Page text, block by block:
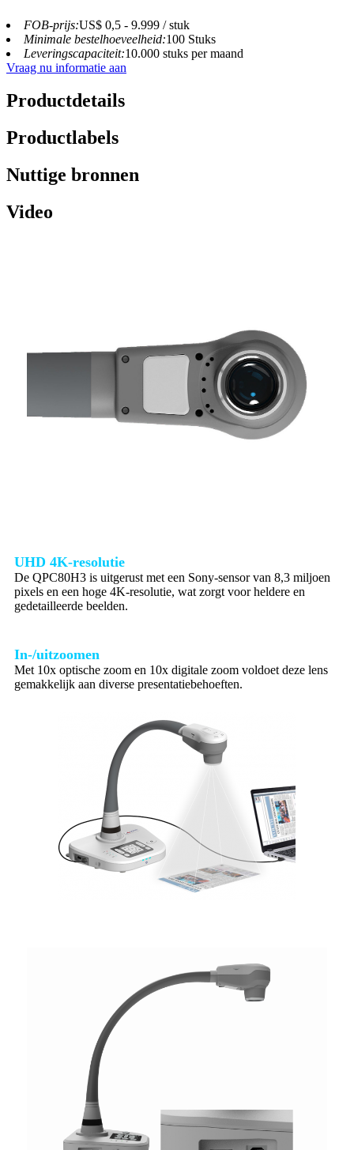
FOB-prijs:US$ 0,5 - 9.999 / stuk
Minimale bestelhoeveelheid:100 Stuks
Leveringscapaciteit:10.000 stuks per maand
Vraag nu informatie aan
Productdetails
Productlabels
Nuttige bronnen
Video
UHD 4K-resolutie
De QPC80H3 is uitgerust met een Sony-sensor van 8,3 miljoen
pixels en een hoge 4K-resolutie, wat zorgt voor heldere en
gedetailleerde beelden.
In-/uitzoomen
Met 10x optische zoom en 10x digitale zoom voldoet deze lens
gemakkelijk aan diverse presentatiebehoeften.